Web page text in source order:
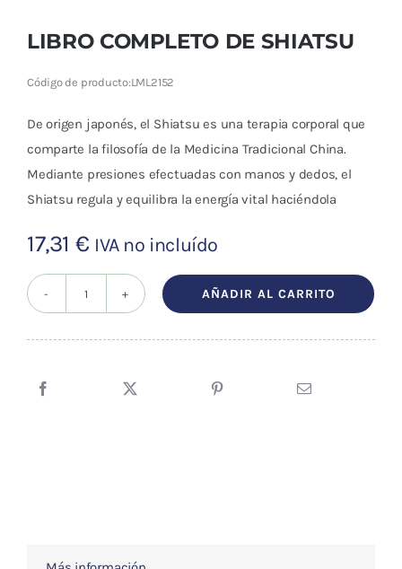
Terapias
clínico
Material de
enseñanza
LIBRO COMPLETO DE SHIATSU
Código de producto:LML2152
De origen japonés, el Shiatsu es una terapia corporal que
comparte la filosofía de la Medicina Tradicional China.
Mediante presiones efectuadas con manos y dedos, el
Shiatsu regula y equilibra la energía vital haciéndola
17,31 € IVA no incluído
SHIATSU
AÑADIR AL CARRITO